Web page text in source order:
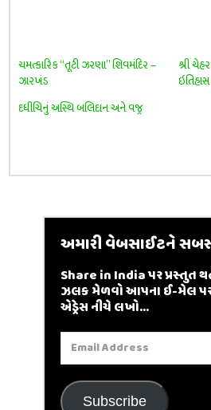
ચમત્કારિક “તૂટી ઝરણા” શિવમંદિર –
ઝારખંડ
શ્રી
ઇતિહાસ
દધીચિનું અસ્થિ બલિદાન અને વજ્ર
અમારી વેબસાઈટને
Share in India પર પ્રસ્તુત
ઝલક મેળવો આપના ઈ-મેલ
એડ્રેસ નીચે લખો...
Email
Address
Subscribe